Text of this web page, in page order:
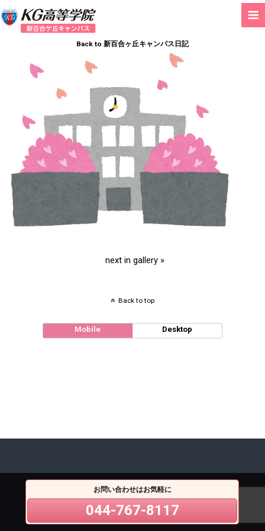
Back to 新百合ヶ丘キャンパス日記
next in gallery »
Back to top
Mobile Desktop
お問い合わせはお気軽に
044-767-8117